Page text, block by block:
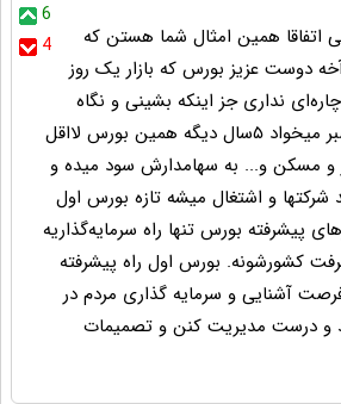
6
4
اتفاقا همین امثال شما هستن که
دوست عزیز بورس که بازار یک روز
نداری جز اینکه بشینی و نگاه
کنی. بورس فقط صبر میخواد ۵سال دیگه همین بورس لااقل
و مسکن و... به سهامدارش سود میده و
و اشتغال میشه تازه بورس اول
پیشرفته بورس تنها راه سرمایه‌گذاریه
کشورشونه. بورس اول راه پیشرفته
آشنایی و سرمایه گذاری مردم در
و درست مدیریت کنن و تصمیمات